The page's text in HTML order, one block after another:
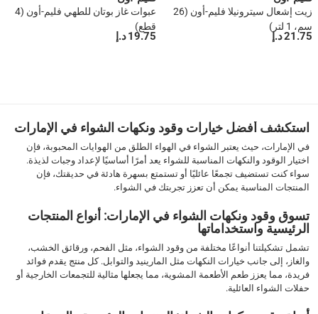
زيت إشعال سيترونيلا فليم-أون (26
سم، 1 لتر)
21.75 د.إ
عبوات غاز بوتان للطهي فليم-أون (4
قطع)
19.75 د.إ
››
استكشف أفضل خيارات وقود ونكهات الشواء في الإمارات
في الإمارات، حيث يعتبر الشواء في الهواء الطلق من الهوايات المحبوبة، فإن
اختيار الوقود والنكهات المناسبة للشواء يعد أمرًا أساسيًا لإعداد وجبات لذيذة.
سواء كنت تستضيف تجمعًا عائليًا أو تستمتع بسهرة هادئة في حديقتك، فإن
المنتجات المناسبة يمكن أن تعزز تجربتك في الشواء.
تسوق وقود ونكهات الشواء في الإمارات: أنواع المنتجات
الرئيسية واستخداماتها
تشمل تشكيلتنا أنواعًا مختلفة من وقود الشواء، مثل الفحم، ورقائق الخشب،
والغاز، إلى جانب خيارات النكهات مثل المارينيد والتوابل. كل منتج يقدم فوائد
فريدة، مما يعزز طعم الأطعمة المشوية، مما يجعلها مثالية للتجمعات الخارجية أو
حفلات الشواء العائلية.